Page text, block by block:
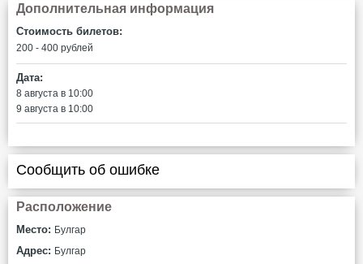
Дополнительная информация
Стоимость билетов:
200 - 400 рублей
Дата:
8 августа в 10:00
9 августа в 10:00
Сообщить об ошибке
Расположение
Место: Булгар
Адрес: Булгар